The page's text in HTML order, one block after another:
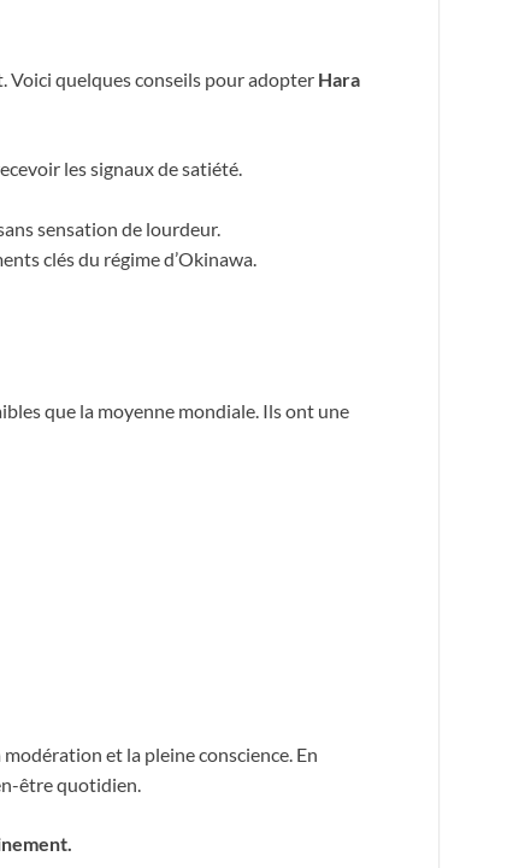
Voici quelques conseils pour adopter Hara
les signaux de satiété.
sensation de lourdeur.
clés du régime d’Okinawa.
que la moyenne mondiale. Ils ont une
et la pleine conscience. En
être quotidien.